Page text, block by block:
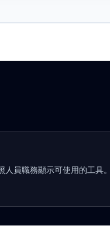
員職務顯示可使用的工具。